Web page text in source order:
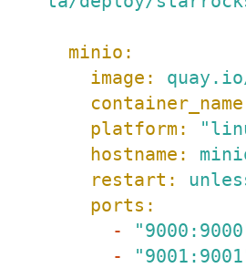
minio:
image:
platform:
hostname:
restart:
ports:
-
-